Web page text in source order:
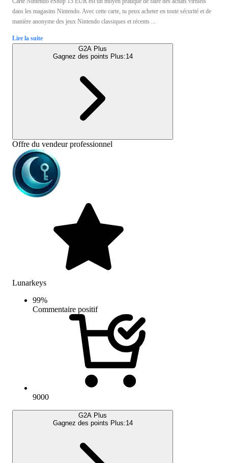
dans les magasins Nintendo. Avec cette carte, tu peux acheter en toute sécurité et de
manière anonyme des jeux Nintendo classiques et récents ...
Lire la suite
G2A Plus
Gagnez des points Plus:14
Offre du vendeur professionnel
Lunarkeys
99%
Commentaire positif
9000
G2A Plus
Gagnez des points Plus:14